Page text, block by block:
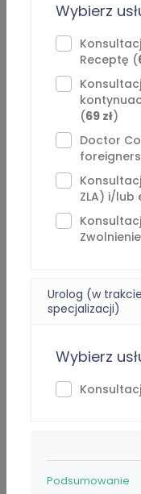
Zdobyłem
gabinetach lekarza
telemedycynie,
Zapraszam do
przeziębień, stanów
żołądkowo
zakażeń układu
Przedłużam
( Po potwierdzeniu
Zaświadczenia
przedłużam
ramach teleporad.
Wybierz
Receptę (
(69 zł)
Doctor
ZLA) i/lub
Urolog (w trakcie
specjalizacji)
Wybierz
Podsumowanie